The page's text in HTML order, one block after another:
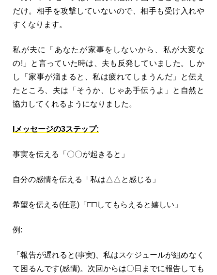
だけ。相手を攻撃していないので、相手も受け入れや
すくなります。
私が夫に「あなたが家事をしないから、私が大変な
の!」と言っていた時は、夫も反発していました。しか
し「家事が溜まると、私は疲れてしまうんだ」と伝え
たところ、夫は「そうか、じゃあ手伝うよ」と自然と
協力してくれるようになりました。
Iメッセージの3ステップ:
事実を伝える「〇〇が起きると」
自分の感情を伝える「私は△△と感じる」
希望を伝える(任意)「□□してもらえると嬉しい」
例:
「報告が遅れると(事実)、私はスケジュールが組めなく
て困るんです(感情)。次回からは〇日までに報告しても